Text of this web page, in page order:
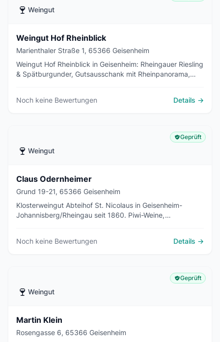
🍷 Weingut
Weingut Hof Rheinblick
Marienthaler Straße 1, 65366 Geisenheim
Weingut Hof Rheinblick in Geisenheim: Rheingauer Riesling
& Spätburgunder, Gutsausschank mit Rheinpanorama,
Noch keine Bewertungen
Details →
🍷 Weingut
Geprüft
Claus Odernheimer
Grund 19-21, 65366 Geisenheim
Klosterweingut Abteihof St. Nicolaus in Geisenheim-
Johannisberg/Rheingau seit 1860. Piwi-Weine,
Noch keine Bewertungen
Details →
🍷 Weingut
Geprüft
Martin Klein
Rosengasse 6, 65366 Geisenheim